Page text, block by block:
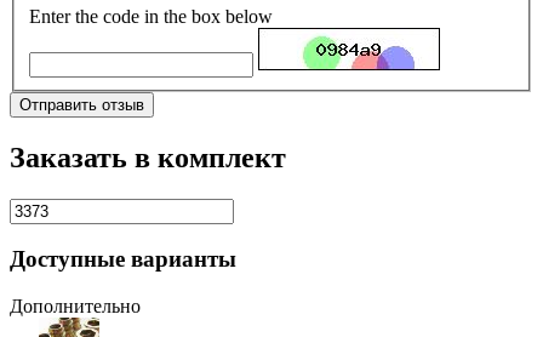
Enter the code in the box below
Отправить отзыв
Заказать в комплект
Доступные варианты
Дополнительно